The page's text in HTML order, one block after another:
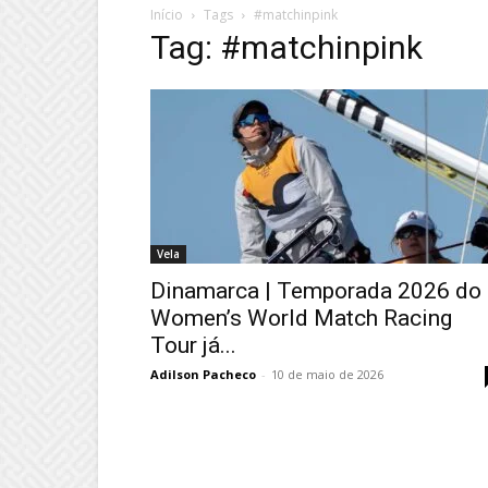
Início Tags #matchinpink
Tag: #matchinpink
Vela
Dinamarca | Temporada 2026 do
Women’s World Match Racing
Tour já...
Adilson Pacheco - 10 de maio de 2026